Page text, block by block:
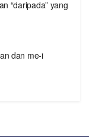
“daripada” yang
dan me-i